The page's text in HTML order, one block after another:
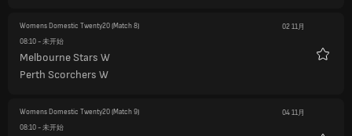
Womens Domestic Twenty20(Match 8)
02 11月
08:10- 未开始
Melbourne Stars W
Perth Scorchers W
Womens Domestic Twenty20(Match 9)
04 11月
08:10- 未开始